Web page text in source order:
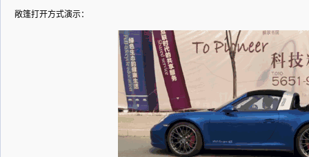
敞篷打开方式演示：